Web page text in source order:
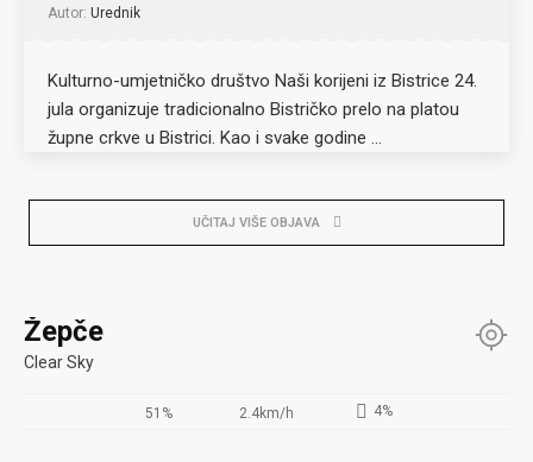
Autor: Urednik
Kulturno-umjetničko društvo Naši korijeni iz Bistrice 24.
jula organizuje tradicionalno Bistričko prelo na platou
župne crkve u Bistrici. Kao i svake godine …
UČITAJ VIŠE OBJAVA
Žepče
Clear Sky
51% 2.4km/h 4%